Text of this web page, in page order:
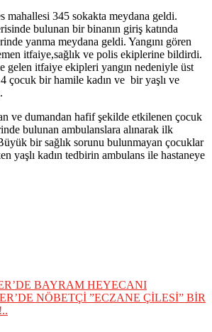
mahallesi 345 sokakta meydana geldi.
bulunan bir binanın giriş katında
yanma meydana geldi. Yangını gören
itfaiye,sağlık ve polis ekiplerine bildirdi.
gelen itfaiye ekipleri yangın nedeniyle üst
çocuk bir hamile kadın ve bir yaşlı ve
ve dumandan hafif şekilde etkilenen çocuk
bulunan ambulanslara alınarak ilk
bir sağlık sorunu bulunmayan çocuklar
yaşlı kadın tedbirin ambulans ile hastaneye
BAYRAM HEYECANI
NÖBETÇİ ”ECZANE ÇİLESİ” BİR